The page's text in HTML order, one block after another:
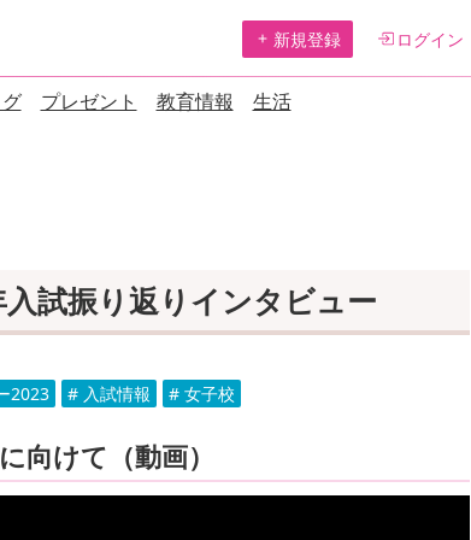
新規登録 ログイン
プレゼント 教育情報 生活
入試振り返りインタビュー
2023 # 入試情報 # 女子校
向けて（動画）